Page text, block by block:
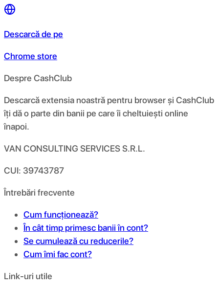
Descarcă de pe
Chrome store
Despre CashClub
Descarcă extensia noastră pentru browser și CashClub
îți dă o parte din banii pe care îi cheltuiești online
înapoi.
VAN CONSULTING SERVICES S.R.L.
CUI: 39743787
Întrebări frecvente
Cum funcționează?
În cât timp primesc banii în cont?
Se cumulează cu reducerile?
Cum îmi fac cont?
Link-uri utile